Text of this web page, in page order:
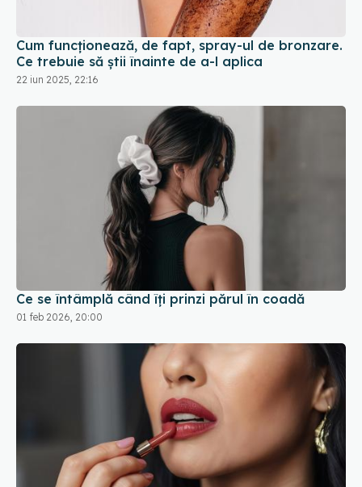
Cum funcționează, de fapt, spray-ul de bronzare.
Ce trebuie să știi înainte de a-l aplica
22 iun 2025, 22:16
Ce se întâmplă când îți prinzi părul în coadă
01 feb 2026, 20:00